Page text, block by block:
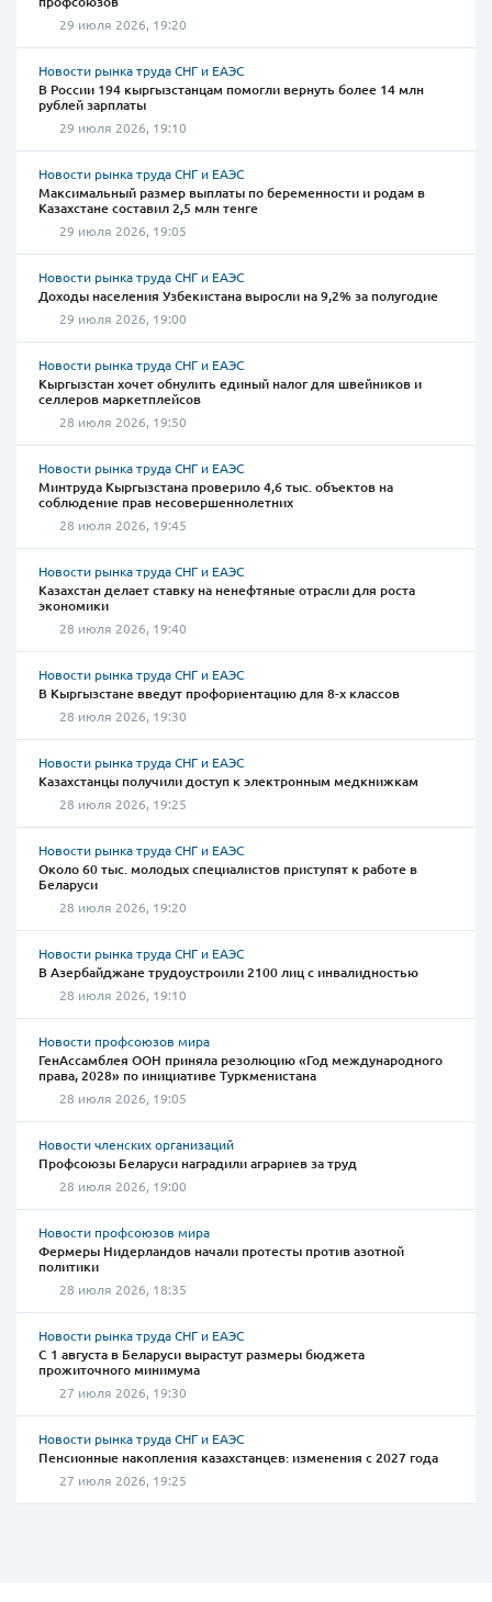
29 июля 2026, 19:20
Новости рынка труда СНГ и ЕАЭС
В России 194 кыргызстанцам помогли вернуть более 14 млн
рублей зарплаты
29 июля 2026, 19:10
Новости рынка труда СНГ и ЕАЭС
Максимальный размер выплаты по беременности и родам в
Казахстане составил 2,5 млн тенге
29 июля 2026, 19:05
Новости рынка труда СНГ и ЕАЭС
Доходы населения Узбекистана выросли на 9,2% за полугодие
29 июля 2026, 19:00
Новости рынка труда СНГ и ЕАЭС
Кыргызстан хочет обнулить единый налог для швейников и
селлеров маркетплейсов
28 июля 2026, 19:50
Новости рынка труда СНГ и ЕАЭС
Минтруда Кыргызстана проверило 4,6 тыс. объектов на
соблюдение прав несовершеннолетних
28 июля 2026, 19:45
Новости рынка труда СНГ и ЕАЭС
Казахстан делает ставку на ненефтяные отрасли для роста
экономики
28 июля 2026, 19:40
Новости рынка труда СНГ и ЕАЭС
В Кыргызстане введут профориентацию для 8-х классов
28 июля 2026, 19:30
Новости рынка труда СНГ и ЕАЭС
Казахстанцы получили доступ к электронным медкнижкам
28 июля 2026, 19:25
Новости рынка труда СНГ и ЕАЭС
Около 60 тыс. молодых специалистов приступят к работе в
Беларуси
28 июля 2026, 19:20
Новости рынка труда СНГ и ЕАЭС
В Азербайджане трудоустроили 2100 лиц с инвалидностью
28 июля 2026, 19:10
Новости профсоюзов мира
ГенАссамблея ООН приняла резолюцию «Год международного
права, 2028» по инициативе Туркменистана
28 июля 2026, 19:05
Новости членских организаций
Профсоюзы Беларуси наградили аграриев за труд
28 июля 2026, 19:00
Новости профсоюзов мира
Фермеры Нидерландов начали протесты против азотной
политики
28 июля 2026, 18:35
Новости рынка труда СНГ и ЕАЭС
С 1 августа в Беларуси вырастут размеры бюджета
прожиточного минимума
27 июля 2026, 19:30
Новости рынка труда СНГ и ЕАЭС
Пенсионные накопления казахстанцев: изменения с 2027 года
27 июля 2026, 19:25